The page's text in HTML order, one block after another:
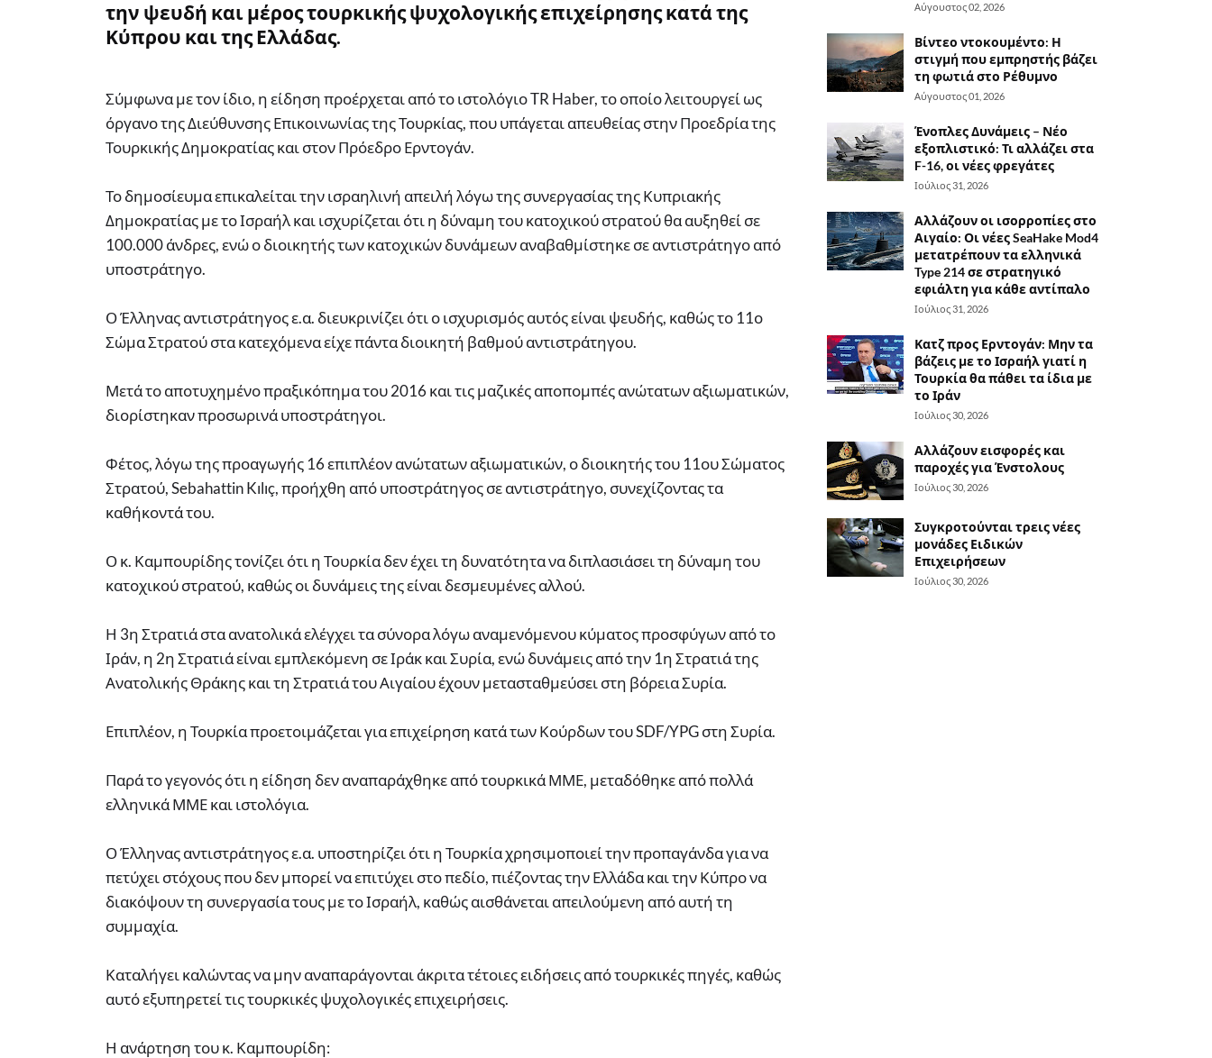
την ψευδή και μέρος τουρκικής ψυχολογικής επιχείρησης κατά της
Κύπρου και της Ελλάδας.
Σύμφωνα με τον ίδιο, η είδηση προέρχεται από το ιστολόγιο TR Haber, το οποίο λειτουργεί ως
όργανο της Διεύθυνσης Επικοινωνίας της Τουρκίας, που υπάγεται απευθείας στην Προεδρία της
Τουρκικής Δημοκρατίας και στον Πρόεδρο Ερντογάν.
Το δημοσίευμα επικαλείται την ισραηλινή απειλή λόγω της συνεργασίας της Κυπριακής
Δημοκρατίας με το Ισραήλ και ισχυρίζεται ότι η δύναμη του κατοχικού στρατού θα αυξηθεί σε
100.000 άνδρες, ενώ ο διοικητής των κατοχικών δυνάμεων αναβαθμίστηκε σε αντιστράτηγο από
υποστράτηγο.
Ο Έλληνας αντιστράτηγος ε.α. διευκρινίζει ότι ο ισχυρισμός αυτός είναι ψευδής, καθώς το 11ο
Σώμα Στρατού στα κατεχόμενα είχε πάντα διοικητή βαθμού αντιστράτηγου.
Μετά το αποτυχημένο πραξικόπημα του 2016 και τις μαζικές αποπομπές ανώτατων αξιωματικών,
διορίστηκαν προσωρινά υποστράτηγοι.
Φέτος, λόγω της προαγωγής 16 επιπλέον ανώτατων αξιωματικών, ο διοικητής του 11ου Σώματος
Στρατού, Sebahattin Kılıç, προήχθη από υποστράτηγος σε αντιστράτηγο, συνεχίζοντας τα
καθήκοντά του.
Ο κ. Καμπουρίδης τονίζει ότι η Τουρκία δεν έχει τη δυνατότητα να διπλασιάσει τη δύναμη του
κατοχικού στρατού, καθώς οι δυνάμεις της είναι δεσμευμένες αλλού.
Η 3η Στρατιά στα ανατολικά ελέγχει τα σύνορα λόγω αναμενόμενου κύματος προσφύγων από το
Ιράν, η 2η Στρατιά είναι εμπλεκόμενη σε Ιράκ και Συρία, ενώ δυνάμεις από την 1η Στρατιά της
Ανατολικής Θράκης και τη Στρατιά του Αιγαίου έχουν μετασταθμεύσει στη βόρεια Συρία.
Επιπλέον, η Τουρκία προετοιμάζεται για επιχείρηση κατά των Κούρδων του SDF/YPG στη Συρία.
Παρά το γεγονός ότι η είδηση δεν αναπαράχθηκε από τουρκικά ΜΜΕ, μεταδόθηκε από πολλά
ελληνικά ΜΜΕ και ιστολόγια.
Ο Έλληνας αντιστράτηγος ε.α. υποστηρίζει ότι η Τουρκία χρησιμοποιεί την προπαγάνδα για να
πετύχει στόχους που δεν μπορεί να επιτύχει στο πεδίο, πιέζοντας την Ελλάδα και την Κύπρο να
διακόψουν τη συνεργασία τους με το Ισραήλ, καθώς αισθάνεται απειλούμενη από αυτή τη
συμμαχία.
Καταλήγει καλώντας να μην αναπαράγονται άκριτα τέτοιες ειδήσεις από τουρκικές πηγές, καθώς
αυτό εξυπηρετεί τις τουρκικές ψυχολογικές επιχειρήσεις.
Η ανάρτηση του κ. Καμπουρίδη:
Αύγουστος 02, 2026
Βίντεο ντοκουμέντο: Η
στιγμή που εμπρηστής βάζει
τη φωτιά στο Ρέθυμνο
Αύγουστος 01, 2026
Ένοπλες Δυνάμεις – Νέο
εξοπλιστικό: Τι αλλάζει στα
F-16, οι νέες φρεγάτες
Ιούλιος 31, 2026
Αλλάζουν οι ισορροπίες στο
Αιγαίο: Οι νέες SeaHake Mod4
μετατρέπουν τα ελληνικά
Type 214 σε στρατηγικό
εφιάλτη για κάθε αντίπαλο
Ιούλιος 31, 2026
Κατζ προς Ερντογάν: Μην τα
βάζεις με το Ισραήλ γιατί η
Τουρκία θα πάθει τα ίδια με
το Ιράν
Ιούλιος 30, 2026
Αλλάζουν εισφορές και
παροχές για Ένστολους
Ιούλιος 30, 2026
Συγκροτούνται τρεις νέες
μονάδες Ειδικών
Επιχειρήσεων
Ιούλιος 30, 2026